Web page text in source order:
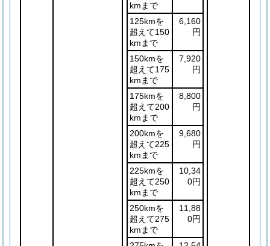
kmまで
125kmを
超えて150
kmまで
6,160
円
150kmを
超えて175
kmまで
7,920
円
175kmを
超えて200
kmまで
8,800
円
200kmを
超えて225
kmまで
9,680
円
225kmを
超えて250
kmまで
10,34
0円
250kmを
超えて275
kmまで
11,88
0円